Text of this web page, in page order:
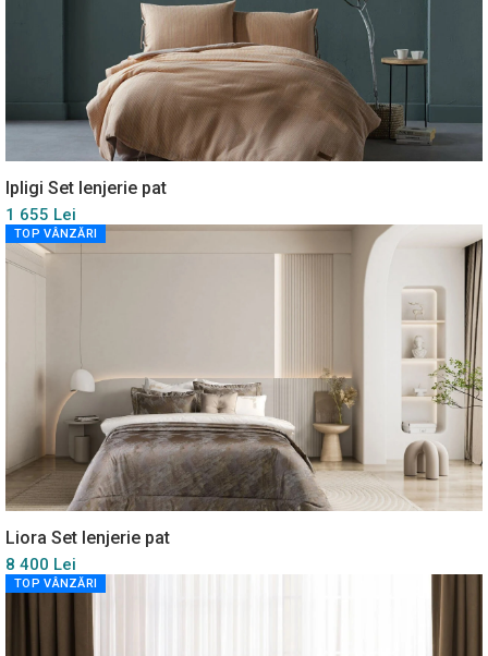
Ipligi Set lenjerie pat
1 655 Lei
TOP VÂNZĂRI
Liora Set lenjerie pat
8 400 Lei
TOP VÂNZĂRI